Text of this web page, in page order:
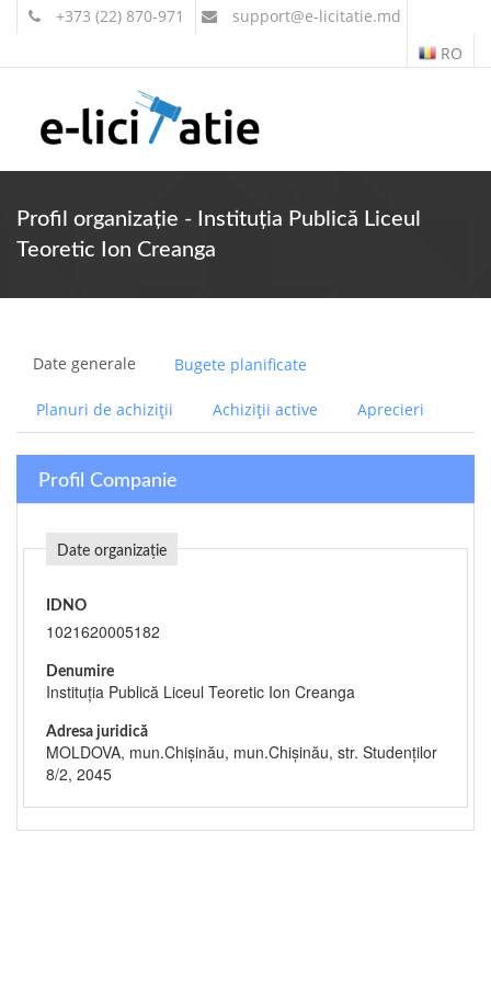
+373 (22) 870-971 support@e-licitatie.md
RO
Profil organizație - Instituția Publică Liceul
Teoretic Ion Creanga
Date generale Bugete planificate
Planuri de achiziții Achiziții active Aprecieri
Profil Companie
Date organizație
IDNO
1021620005182
Denumire
Instituția Publică Liceul Teoretic Ion Creanga
Adresa juridică
MOLDOVA, mun.Chişinău, mun.Chişinău, str. Studenților
8/2, 2045